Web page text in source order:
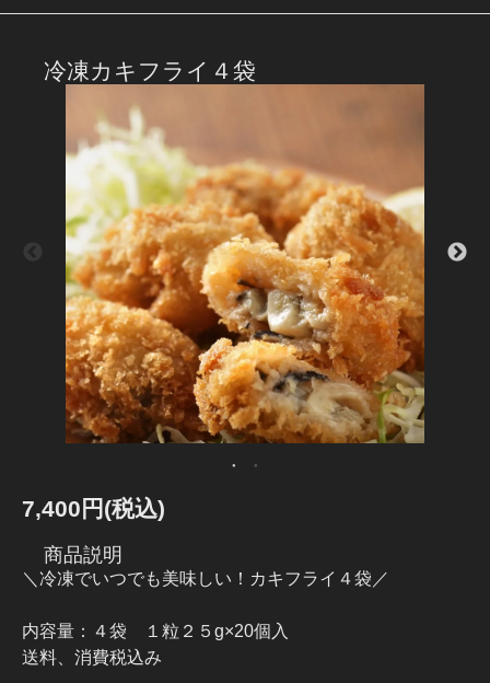
冷凍カキフライ４袋
7,400円(税込)
商品説明
＼冷凍でいつでも美味しい！カキフライ４袋／
内容量：４袋 １粒２５g×20個入
送料、消費税込み